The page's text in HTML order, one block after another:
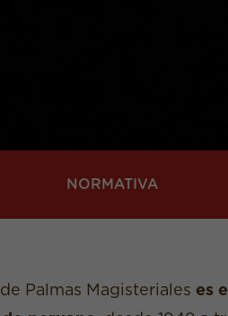
NORMATIVA
Palmas Magisteriales es